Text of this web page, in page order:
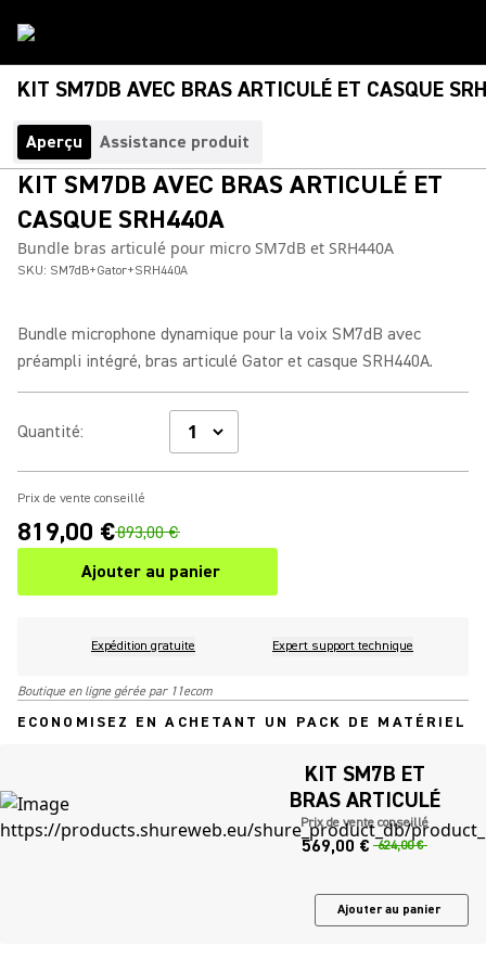
KIT SM7DB AVEC BRAS ARTICULÉ ET CASQUE
Aperçu Assistance produit
KIT SM7DB AVEC BRAS ARTICULÉ ET
CASQUE SRH440A
Bundle bras articulé pour micro SM7dB et SRH440A
SKU: SM7dB+Gator+SRH440A
Bundle microphone dynamique pour la voix SM7dB avec
préampli intégré, bras articulé Gator et casque SRH440A.
Quantité:
Prix de vente conseillé
819,00 €893,00 €
Ajouter au panier
Expédition gratuite Expert support technique
Boutique en ligne gérée par 11ecom
ECONOMISEZ EN ACHETANT UN PACK DE MATÉRIEL
KIT SM7B ET
BRAS ARTICULÉ
Prix de vente conseillé
569,00 € 624,00 €
Ajouter au panier